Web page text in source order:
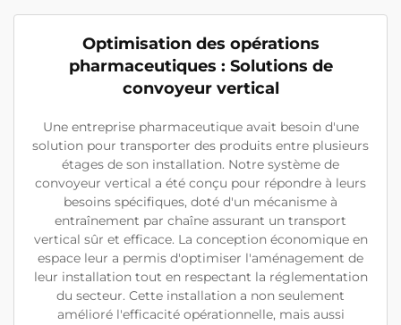
Optimisation des opérations
pharmaceutiques : Solutions de
convoyeur vertical
Une entreprise pharmaceutique avait besoin d'une
solution pour transporter des produits entre plusieurs
étages de son installation. Notre système de
convoyeur vertical a été conçu pour répondre à leurs
besoins spécifiques, doté d'un mécanisme à
entraînement par chaîne assurant un transport
vertical sûr et efficace. La conception économique en
espace leur a permis d'optimiser l'aménagement de
leur installation tout en respectant la réglementation
du secteur. Cette installation a non seulement
amélioré l'efficacité opérationnelle, mais aussi